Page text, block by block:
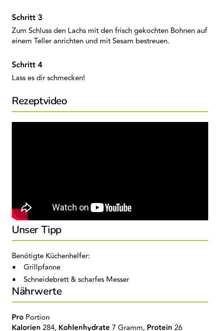
Zum Schluss den Lachs mit den frisch gekochten Bohnen auf
einem Teller anrichten und mit Sesam bestreuen.
Lass es dir schmecken!
Rezeptvideo
Unser Tipp
Benötigte Küchenhelfer:
Grillpfanne
Schneidebrett & scharfes Messer
Nährwerte
Pro Portion
Kalorien 284, Kohlenhydrate 7 Gramm, Protein 26